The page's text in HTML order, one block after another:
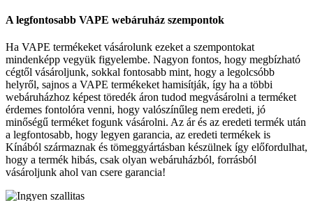
A legfontosabb VAPE webáruház szempontok
Ha VAPE termékeket vásárolunk ezeket a szempontokat
mindenképp vegyük figyelembe. Nagyon fontos, hogy megbízható
cégtől vásároljunk, sokkal fontosabb mint, hogy a legolcsóbb
helyről, sajnos a VAPE termékeket hamisítják, így ha a többi
webáruházhoz képest töredék áron tudod megvásárolni a terméket
érdemes fontolóra venni, hogy valószínűleg nem eredeti, jó
minőségű terméket fogunk vásárolni. Az ár és az eredeti termék után
a legfontosabb, hogy legyen garancia, az eredeti termékek is
Kínából származnak és tömeggyártásban készülnek így előfordulhat,
hogy a termék hibás, csak olyan webáruházból, forrásból
vásároljunk ahol van csere garancia!